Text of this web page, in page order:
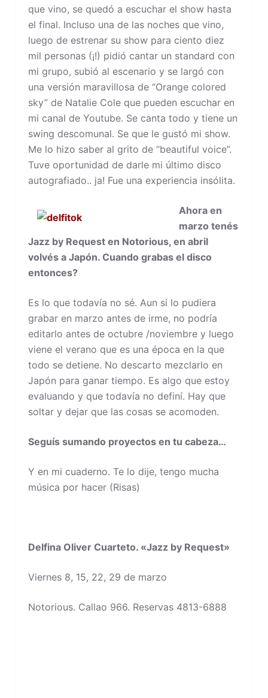
que vino, se quedó a escuchar el show hasta
el final. Incluso una de las noches que vino,
luego de estrenar su show para ciento diez
mil personas (¡!) pidió cantar un standard con
mi grupo, subió al escenario y se largó con
una versión maravillosa de “Orange colored
sky” de Natalie Cole que pueden escuchar en
mi canal de Youtube. Se canta todo y tiene un
swing descomunal. Se que le gustó mi show.
Me lo hizo saber al grito de “beautiful voice”.
Tuve oportunidad de darle mi último disco
autografiado.. ja! Fue una experiencia insólita.
Ahora en
marzo tenés
Jazz by Request en Notorious, en abril
volvés a Japón. Cuando grabas el disco
entonces?
Es lo que todavía no sé. Aun si lo pudiera
grabar en marzo antes de irme, no podría
editarlo antes de octubre /noviembre y luego
viene el verano que es una época en la que
todo se detiene. No descarto mezclarlo en
Japón para ganar tiempo. Es algo que estoy
evaluando y que todavía no definí. Hay que
soltar y dejar que las cosas se acomoden.
Seguís sumando proyectos en tu cabeza…
Y en mi cuaderno. Te lo dije, tengo mucha
música por hacer (Risas)
Delfina Oliver Cuarteto. «Jazz by Request»
Viernes 8, 15, 22, 29 de marzo
Notorious. Callao 966. Reservas 4813-6888